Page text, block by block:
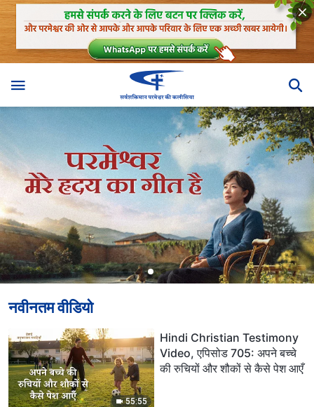
नवीनतम वीडियो
55:55
Hindi Christian Testimony
Video, एपिसोड 705: अपने बच्चे
की रुचियों और शौकों से कैसे पेश आएँ